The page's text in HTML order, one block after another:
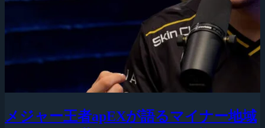
メジャー王者apEXが語るマイナー地域